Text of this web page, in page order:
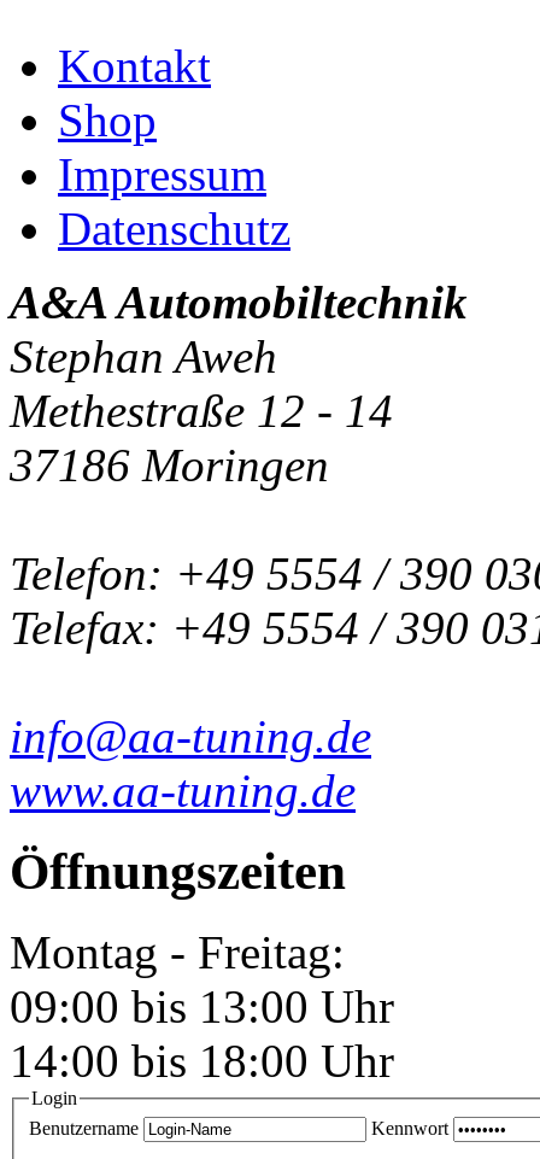
Kontakt
Shop
Impressum
Datenschutz
A&A Automobiltechnik
Stephan Aweh
Methestraße 12 - 14
37186 Moringen
Telefon: +49 5554 / 390
Telefax: +49 5554 / 390
info@aa-tuning.de
www.aa-tuning.de
Öffnungszeiten
Montag - Freitag:
09:00 bis 13:00 Uhr
14:00 bis 18:00 Uhr
Login
Benutzername
Kennwort